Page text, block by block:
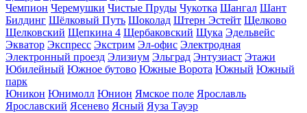
Чемпион Черемушки Чистые Пруды Чукотка Шангал Шант
Билдинг Шёлковый Путь Шоколад Штерн Эстейт Щелково
Щелковский Щепкина 4 Щербаковский Щука Эдельвейс
Экватор Экспресс Экстрим Эл-офис Электродная
Электронный проезд Элизиум Эльград Энтузиаст Этажи
Юбилейный Южное бутово Южные Ворота Южный Южный
парк
Юникон Юнимолл Юнион Ямское поле Ярославль
Ярославский Ясенево Ясный Яуза Тауэр